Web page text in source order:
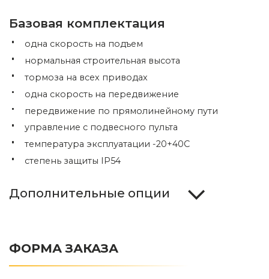
Базовая комплектация
одна скорость на подъем
нормальная строительная высота
тормоза на всех приводах
одна скорость на передвижение
передвижение по прямолинейному пути
управление с подвесного пульта
температура эксплуатации -20+40С
степень защиты IP54
Дополнительные опции
ФОРМА ЗАКАЗА